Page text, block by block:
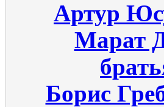
Артур
Марат
Борис